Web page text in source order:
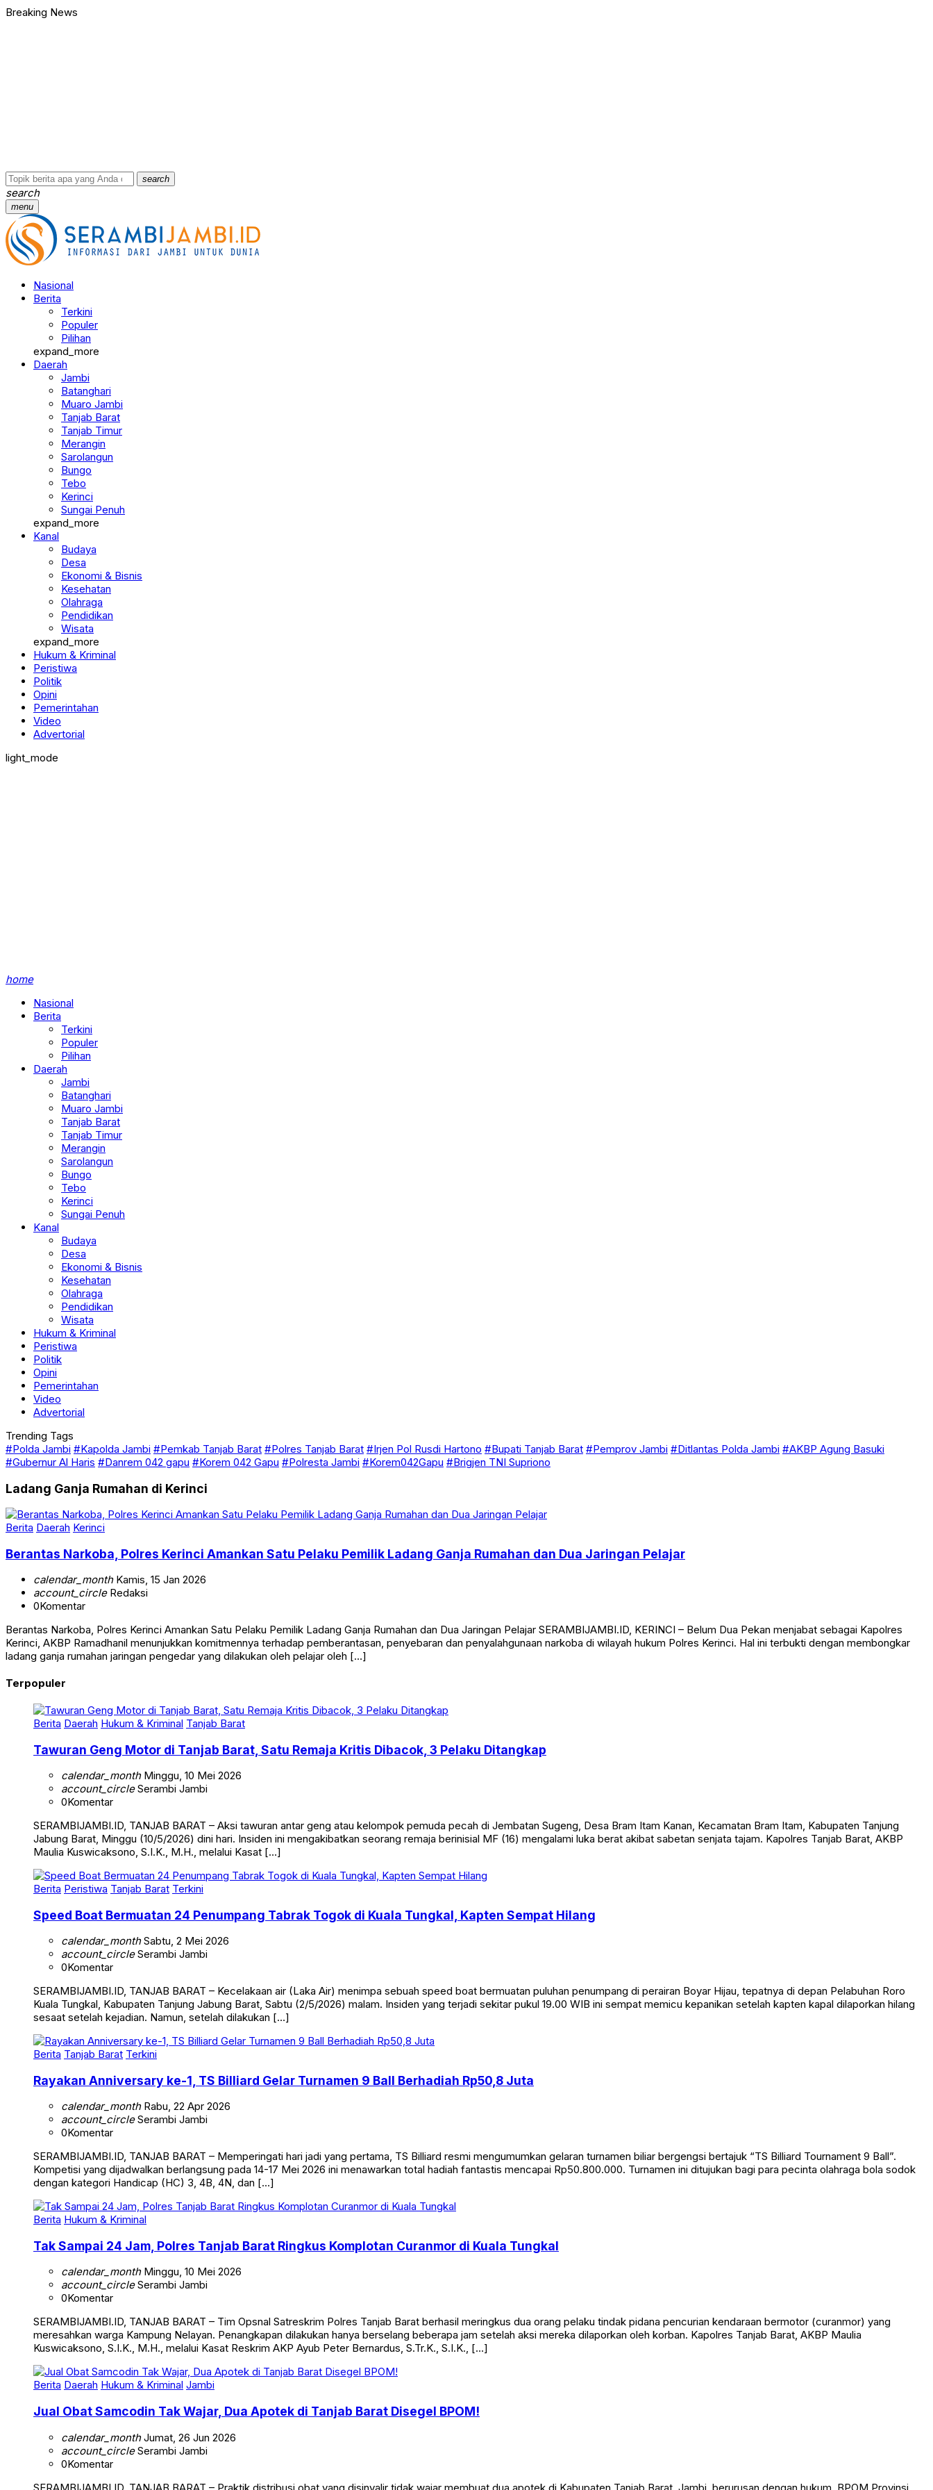
Breaking News
search
search
menu
Nasional
Berita
Terkini
Populer
Pilihan
expand_more
Daerah
Jambi
Batanghari
Muaro Jambi
Tanjab Barat
Tanjab Timur
Merangin
Sarolangun
Bungo
Tebo
Kerinci
Sungai Penuh
expand_more
Kanal
Budaya
Desa
Ekonomi & Bisnis
Kesehatan
Olahraga
Pendidikan
Wisata
expand_more
Hukum & Kriminal
Peristiwa
Politik
Opini
Pemerintahan
Video
Advertorial
light_mode
home
Nasional
Berita
Terkini
Populer
Pilihan
Daerah
Jambi
Batanghari
Muaro Jambi
Tanjab Barat
Tanjab Timur
Merangin
Sarolangun
Bungo
Tebo
Kerinci
Sungai Penuh
Kanal
Budaya
Desa
Ekonomi & Bisnis
Kesehatan
Olahraga
Pendidikan
Wisata
Hukum & Kriminal
Peristiwa
Politik
Opini
Pemerintahan
Video
Advertorial
Trending Tags
#Polda Jambi #Kapolda Jambi #Pemkab Tanjab Barat #Polres Tanjab Barat #Irjen Pol Rusdi Hartono #Bupati Tanjab Barat #Pemprov Jambi #Ditlantas Polda Jambi #AKBP Agung Basuki
#Gubernur Al Haris #Danrem 042 gapu #Korem 042 Gapu #Polresta Jambi #Korem042Gapu #Brigjen TNI Supriono
Ladang Ganja Rumahan di Kerinci
Berita Daerah Kerinci
Berantas Narkoba, Polres Kerinci Amankan Satu Pelaku Pemilik Ladang Ganja Rumahan dan Dua Jaringan Pelajar
calendar_monthKamis, 15 Jan 2026
account_circleRedaksi
0Komentar
Berantas Narkoba, Polres Kerinci Amankan Satu Pelaku Pemilik Ladang Ganja Rumahan dan Dua Jaringan Pelajar SERAMBIJAMBI.ID, KERINCI – Belum Dua Pekan menjabat sebagai Kapolres
Kerinci, AKBP Ramadhanil menunjukkan komitmennya terhadap pemberantasan, penyebaran dan penyalahgunaan narkoba di wilayah hukum Polres Kerinci. Hal ini terbukti dengan membongkar
ladang ganja rumahan jaringan pengedar yang dilakukan oleh pelajar oleh […]
Terpopuler
Berita Daerah Hukum & Kriminal Tanjab Barat
Tawuran Geng Motor di Tanjab Barat, Satu Remaja Kritis Dibacok, 3 Pelaku Ditangkap
calendar_monthMinggu, 10 Mei 2026
account_circleSerambi Jambi
0Komentar
SERAMBIJAMBI.ID, TANJAB BARAT – Aksi tawuran antar geng atau kelompok pemuda pecah di Jembatan Sugeng, Desa Bram Itam Kanan, Kecamatan Bram Itam, Kabupaten Tanjung
Jabung Barat, Minggu (10/5/2026) dini hari. Insiden ini mengakibatkan seorang remaja berinisial MF (16) mengalami luka berat akibat sabetan senjata tajam. Kapolres Tanjab Barat, AKBP
Maulia Kuswicaksono, S.I.K., M.H., melalui Kasat […]
Berita Peristiwa Tanjab Barat Terkini
Speed Boat Bermuatan 24 Penumpang Tabrak Togok di Kuala Tungkal, Kapten Sempat Hilang
calendar_monthSabtu, 2 Mei 2026
account_circleSerambi Jambi
0Komentar
SERAMBIJAMBI.ID, TANJAB BARAT – Kecelakaan air (Laka Air) menimpa sebuah speed boat bermuatan puluhan penumpang di perairan Boyar Hijau, tepatnya di depan Pelabuhan Roro
Kuala Tungkal, Kabupaten Tanjung Jabung Barat, Sabtu (2/5/2026) malam. Insiden yang terjadi sekitar pukul 19.00 WIB ini sempat memicu kepanikan setelah kapten kapal dilaporkan hilang
sesaat setelah kejadian. Namun, setelah dilakukan […]
Berita Tanjab Barat Terkini
Rayakan Anniversary ke-1, TS Billiard Gelar Turnamen 9 Ball Berhadiah Rp50,8 Juta
calendar_monthRabu, 22 Apr 2026
account_circleSerambi Jambi
0Komentar
SERAMBIJAMBI.ID, TANJAB BARAT – Memperingati hari jadi yang pertama, TS Billiard resmi mengumumkan gelaran turnamen biliar bergengsi bertajuk “TS Billiard Tournament 9 Ball”.
Kompetisi yang dijadwalkan berlangsung pada 14-17 Mei 2026 ini menawarkan total hadiah fantastis mencapai Rp50.800.000. Turnamen ini ditujukan bagi para pecinta olahraga bola sodok
dengan kategori Handicap (HC) 3, 4B, 4N, dan […]
Berita Hukum & Kriminal
Tak Sampai 24 Jam, Polres Tanjab Barat Ringkus Komplotan Curanmor di Kuala Tungkal
calendar_monthMinggu, 10 Mei 2026
account_circleSerambi Jambi
0Komentar
SERAMBIJAMBI.ID, TANJAB BARAT – Tim Opsnal Satreskrim Polres Tanjab Barat berhasil meringkus dua orang pelaku tindak pidana pencurian kendaraan bermotor (curanmor) yang
meresahkan warga Kampung Nelayan. Penangkapan dilakukan hanya berselang beberapa jam setelah aksi mereka dilaporkan oleh korban. Kapolres Tanjab Barat, AKBP Maulia
Kuswicaksono, S.I.K., M.H., melalui Kasat Reskrim AKP Ayub Peter Bernardus, S.Tr.K., S.I.K., […]
Berita Daerah Hukum & Kriminal Jambi
Jual Obat Samcodin Tak Wajar, Dua Apotek di Tanjab Barat Disegel BPOM!
calendar_monthJumat, 26 Jun 2026
account_circleSerambi Jambi
0Komentar
SERAMBIJAMBI.ID, TANJAB BARAT – Praktik distribusi obat yang disinyalir tidak wajar membuat dua apotek di Kabupaten Tanjab Barat, Jambi, berurusan dengan hukum. BPOM Provinsi